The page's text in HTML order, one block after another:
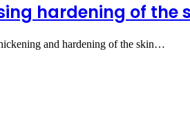
hardening of the
and hardening of the skin…